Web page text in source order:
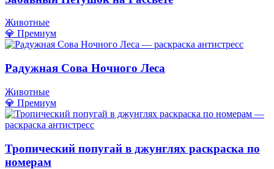
Животные
💎 Премиум
Радужная Сова Ночного Леса
Животные
💎 Премиум
Тропический попугай в джунглях раскраска по
номерам